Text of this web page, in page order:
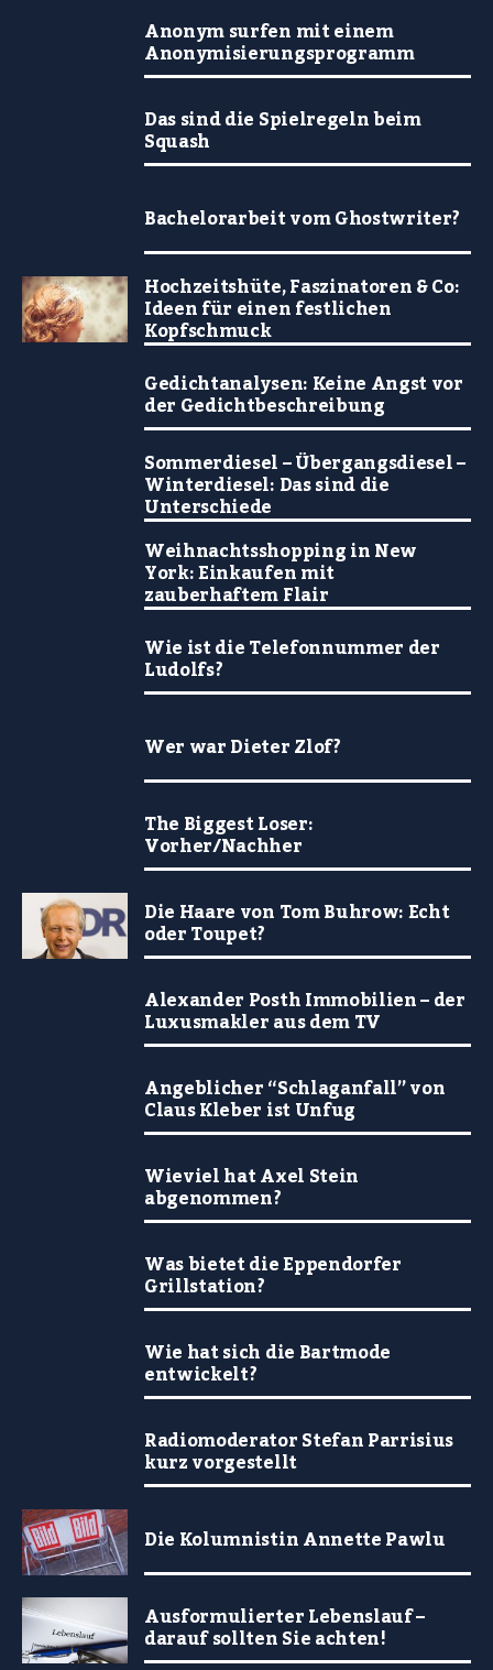
Anonym surfen mit einem
Anonymisierungsprogramm
Das sind die Spielregeln beim
Squash
Bachelorarbeit vom Ghostwriter?
Hochzeitshüte, Faszinatoren & Co:
Ideen für einen festlichen
Kopfschmuck
Gedichtanalysen: Keine Angst vor
der Gedichtbeschreibung
Sommerdiesel – Übergangsdiesel –
Winterdiesel: Das sind die
Unterschiede
Weihnachtsshopping in New
York: Einkaufen mit
zauberhaftem Flair
Wie ist die Telefonnummer der
Ludolfs?
Wer war Dieter Zlof?
The Biggest Loser:
Vorher/Nachher
Die Haare von Tom Buhrow: Echt
oder Toupet?
Alexander Posth Immobilien – der
Luxusmakler aus dem TV
Angeblicher “Schlaganfall” von
Claus Kleber ist Unfug
Wieviel hat Axel Stein
abgenommen?
Was bietet die Eppendorfer
Grillstation?
Wie hat sich die Bartmode
entwickelt?
Radiomoderator Stefan Parrisius
kurz vorgestellt
Die Kolumnistin Annette Pawlu
Ausformulierter Lebenslauf –
darauf sollten Sie achten!